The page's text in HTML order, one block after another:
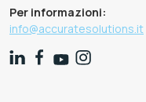
Per informazioni:
info@accuratesolutions.it